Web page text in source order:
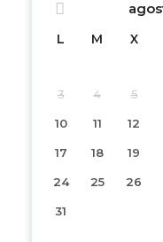
L M X
3 4 5
10 11 12
17 18 19
24 25 26
31